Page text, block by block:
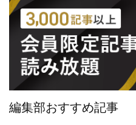
編集部おすすめ記事